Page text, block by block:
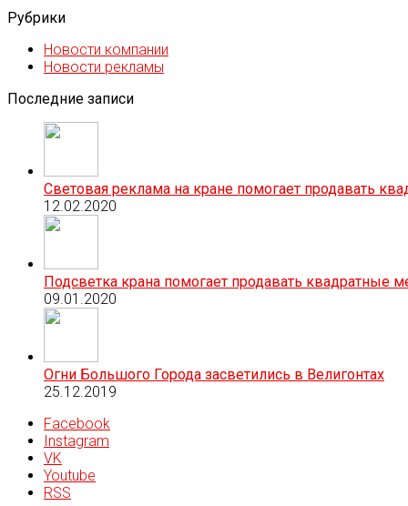
Рубрики
Новости компании
Новости рекламы
Последние записи
Световая реклама на кране помогает продавать
12.02.2020
Подсветка крана помогает продавать квадратные
09.01.2020
Огни Большого Города засветились в Велигонтах
25.12.2019
Facebook
Instagram
VK
Youtube
RSS